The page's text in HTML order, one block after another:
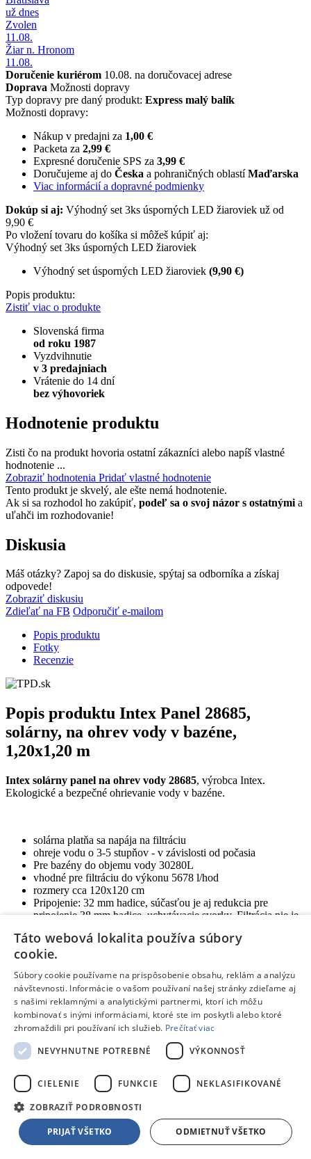
už dnes
Zvolen
11.08.
Žiar n. Hronom
11.08.
Doručenie kuriérom 10.08. na doručovacej adrese
Doprava Možnosti dopravy
Typ dopravy pre daný produkt: Express malý balík
Možnosti dopravy:
Nákup v predajni za 1,00 €
Packeta za 2,99 €
Expresné doručenie SPS za 3,99 €
Doručujeme aj do Česka a pohraničných oblastíMaďarska
Viac informácií a dopravné podmienky
Dokúp si aj: Výhodný set 3ks úsporných LED žiaroviek už od
9,90 €
Po vložení tovaru do košíka si môžeš kúpiť aj:
Výhodný set 3ks úsporných LED žiaroviek
Výhodný set úsporných LED žiaroviek (9,90 €)
Popis produktu:
Zistiť viac o produkte
Slovenská firma
od roku 1987
Vyzdvihnutie
v 3 predajniach
Vrátenie do 14 dní
bez výhovoriek
Hodnotenie produktu
Zisti čo na produkt hovoria ostatní zákazníci alebo napíš vlastné
hodnotenie ...
Zobraziť hodnotenia Pridať vlastné hodnotenie
Tento produkt je skvelý, ale ešte nemá hodnotenie.
Ak si sa rozhodol ho zakúpiť, podeľ sa o svoj názor s ostatnými a
uľahči im rozhodovanie!
Diskusia
Máš otázky? Zapoj sa do diskusie, spýtaj sa odborníka a získaj
odpovede!
Zobraziť diskusiu
Zdieľať na FB Odporučiť e-mailom
Popis produktu
Fotky
Recenzie
Popis produktu Intex Panel 28685,
solárny, na ohrev vody v bazéne,
1,20x1,20 m
Intex solárny panel na ohrev vody 28685, výrobca Intex.
Ekologické a bezpečné ohrievanie vody v bazéne.
solárna platňa sa napája na filtráciu
ohreje vodu o 3-5 stupňov - v závislosti od počasia
Pre bazény do objemu vody 30280L
vhodné pre filtráciu do výkonu 5678 l/hod
rozmery cca 120x120 cm
Pripojenie: 32 mm hadice, súčasťou je aj redukcia pre
pripojenie 38 mm hadice, uchytávacie svorky. Filtrácia nie je
Parametre produktu
Parametre
Typ:
Zobraziť všetky parametre Zobraziť iba základné parametre
Príslušenstvo k bazénom
PRISLUŠENSTVO K BÁZENOM
Solárne plachty
Solárne plachty
Táto webová lokalita používa súbory
cookie.
Súbory cookie používame na prispôsobenie obsahu, reklám a analýzu
návštevnosti. Informácie o vašom používaní našej stránky zdieľame aj
s našimi reklamnými a analytickými partnermi, ktorí ich môžu
kombinovať s inými informáciami, ktoré ste im poskytli alebo ktoré
zhromaždili pri používaní ich služieb. Prečítať viac
NEVYHNUTNE POTREBNÉ
VÝKONNOSŤ
CIELENIE FUNKCIE NEKLASIFIKOVANÉ
ZOBRAZIŤ PODROBNOSTI
PRIJAŤ VŠETKO ODMIETNUŤ VŠETKO